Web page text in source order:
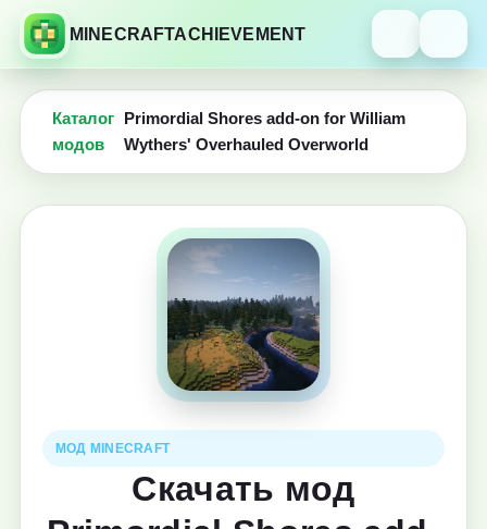
MINECRAFTACHIEVEMENT
Каталог
модов
Primordial Shores add-on for William
Wythers' Overhauled Overworld
МОД MINECRAFT
Скачать мод